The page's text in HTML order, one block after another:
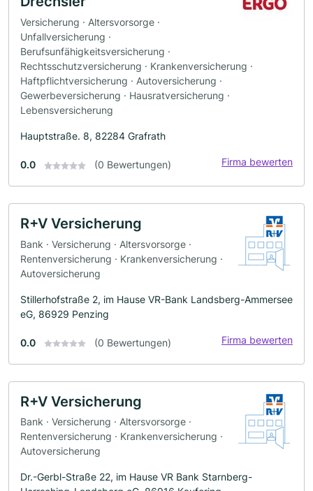
Versicherung · Altersvorsorge ·
Unfallversicherung ·
Berufsunfähigkeitsversicherung ·
Rechtsschutzversicherung · Krankenversicherung ·
Haftpflichtversicherung · Autoversicherung ·
Gewerbeversicherung · Hausratversicherung ·
Lebensversicherung
Hauptstraße. 8, 82284 Grafrath
0.0 (0 Bewertungen) Firma bewerten
R+V Versicherung
Bank · Versicherung · Altersvorsorge ·
Rentenversicherung · Krankenversicherung ·
Autoversicherung
Stillerhofstraße 2, im Hause VR-Bank Landsberg-Ammersee
eG, 86929 Penzing
0.0 (0 Bewertungen) Firma bewerten
R+V Versicherung
Bank · Versicherung · Altersvorsorge ·
Rentenversicherung · Krankenversicherung ·
Autoversicherung
Dr.-Gerbl-Straße 22, im Hause VR Bank Starnberg-